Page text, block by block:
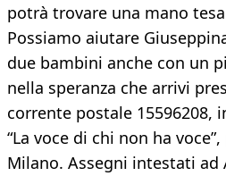
potrà trovare una mano
Possiamo aiutare
due bambini anche con un
nella speranza che arrivi
corrente postale 15596208,
“La voce di chi non ha
Milano. Assegni intestati ad